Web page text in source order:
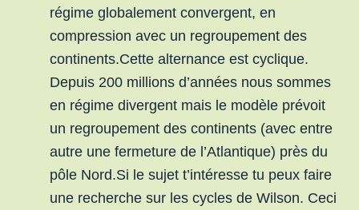
régime globalement convergent, en
compression avec un regroupement des
continents.Cette alternance est cyclique.
Depuis 200 millions d’années nous sommes
en régime divergent mais le modèle prévoit
un regroupement des continents (avec entre
autre une fermeture de l’Atlantique) près du
pôle Nord.Si le sujet t’intéresse tu peux faire
une recherche sur les cycles de Wilson. Ceci